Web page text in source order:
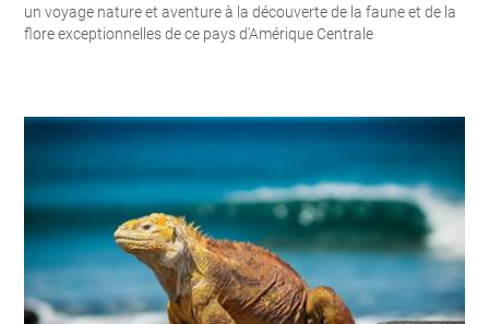
un voyage nature et aventure à la découverte de la faune et de la
flore exceptionnelles de ce pays d'Amérique Centrale